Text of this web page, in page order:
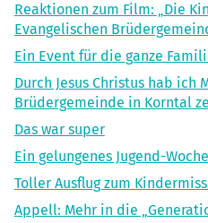
Reaktionen zum Film: „Die
Evangelischen
Ein Event für die ganze
Durch Jesus Christus hab ich
Brüdergemeinde in Korntal
Das war super
Ein gelungenes Jugend-
Toller Ausflug zum
Appell: Mehr in die